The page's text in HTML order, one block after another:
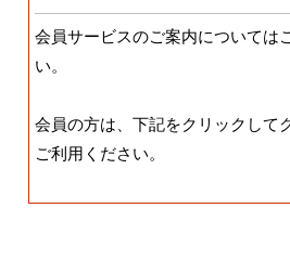
会員サービスのご案内については
い。
会員の方は、下記をクリックして
ご利用ください。